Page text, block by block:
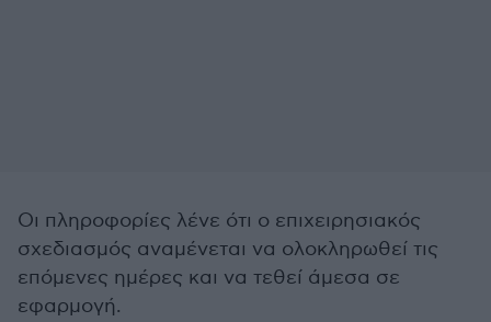
Οι πληροφορίες λένε ότι ο επιχειρησιακός
σχεδιασμός αναμένεται να ολοκληρωθεί τις
επόμενες ημέρες και να τεθεί άμεσα σε
εφαρμογή.